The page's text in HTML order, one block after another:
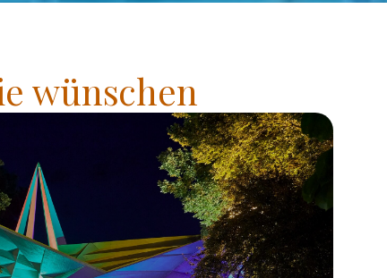
wünschen